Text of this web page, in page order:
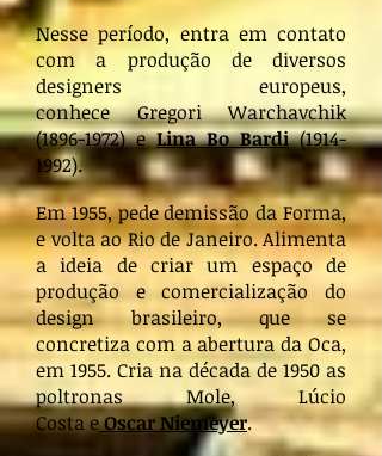
Nesse período, entra em contato
com a produção de diversos
designers europeus,
conhece Gregori Warchavchik
(1896-1972)eLina Bo Bardi (1914-
1992).
Em 1955, pede demissão da Forma,
e volta ao Rio de Janeiro. Alimenta
a ideia de criar um espaço de
produção e comercialização do
design brasileiro, que se
concretiza com a abertura da Oca,
em 1955. Cria na década de 1950 as
poltronas Mole, Lúcio
Costa eOscar Niemeyer.